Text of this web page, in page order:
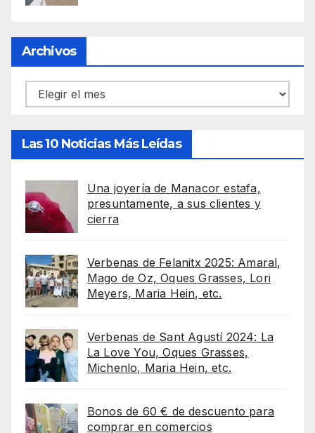
Archivos
Archivos
Las 10 Noticias Más Leídas
Una joyería de Manacor estafa,
presuntamente, a sus clientes y
cierra
Verbenas de Felanitx 2025: Amaral,
Mago de Oz, Oques Grasses, Lori
Meyers, Maria Hein, etc.
Verbenas de Sant Agustí 2024: La
La Love You, Oques Grasses,
Michenlo, Maria Hein, etc.
Bonos de 60 € de descuento para
comprar en comercios